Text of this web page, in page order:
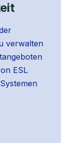
verwalten
ESL